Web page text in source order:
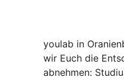
youlab in
wir Euch die
abnehmen: